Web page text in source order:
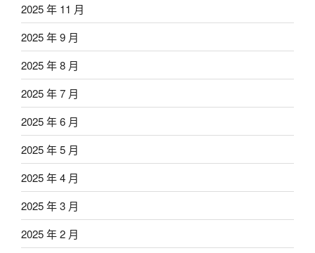
2025 年 11 月
2025 年 9 月
2025 年 8 月
2025 年 7 月
2025 年 6 月
2025 年 5 月
2025 年 4 月
2025 年 3 月
2025 年 2 月